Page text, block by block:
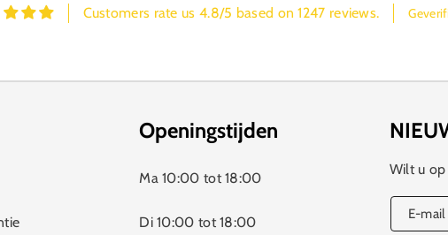
Customers rate us 4.8/5 based on 1247 reviews.
Openingstijden
Ma 10:00 tot 18:00
Di 10:00 tot 18:00
Wilt u
E‑mail